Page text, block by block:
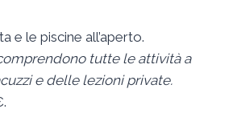
e le piscine all’aperto.
tutte le attività a
e delle lezioni private.